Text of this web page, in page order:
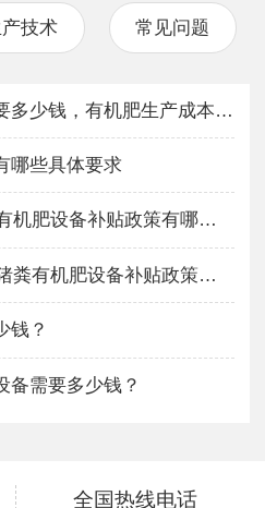
技术 常见问题
建一个有机肥加工厂需要多少钱，有机肥生产成本与利润如何？
哪些具体要求
2023年山东省整套猪粪有机肥设备补贴政策有哪些？
2023年河南省最新整套猪粪有机肥设备补贴政策有哪些？
钱？
备需要多少钱？
全国热线电话